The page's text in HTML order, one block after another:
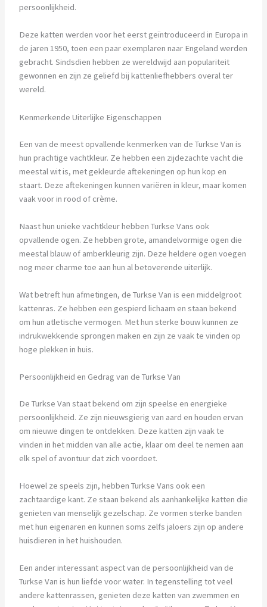
persoonlijkheid.
Deze katten werden voor het eerst geïntroduceerd in Europa in
de jaren 1950, toen een paar exemplaren naar Engeland werden
gebracht. Sindsdien hebben ze wereldwijd aan populariteit
gewonnen en zijn ze geliefd bij kattenliefhebbers overal ter
wereld.
Kenmerkende Uiterlijke Eigenschappen
Een van de meest opvallende kenmerken van de Turkse Van is
hun prachtige vachtkleur. Ze hebben een zijdezachte vacht die
meestal wit is, met gekleurde aftekeningen op hun kop en
staart. Deze aftekeningen kunnen variëren in kleur, maar komen
vaak voor in rood of crème.
Naast hun unieke vachtkleur hebben Turkse Vans ook
opvallende ogen. Ze hebben grote, amandelvormige ogen die
meestal blauw of amberkleurig zijn. Deze heldere ogen voegen
nog meer charme toe aan hun al betoverende uiterlijk.
Wat betreft hun afmetingen, de Turkse Van is een middelgroot
kattenras. Ze hebben een gespierd lichaam en staan bekend
om hun atletische vermogen. Met hun sterke bouw kunnen ze
indrukwekkende sprongen maken en zijn ze vaak te vinden op
hoge plekken in huis.
Persoonlijkheid en Gedrag van de Turkse Van
De Turkse Van staat bekend om zijn speelse en energieke
persoonlijkheid. Ze zijn nieuwsgierig van aard en houden ervan
om nieuwe dingen te ontdekken. Deze katten zijn vaak te
vinden in het midden van alle actie, klaar om deel te nemen aan
elk spel of avontuur dat zich voordoet.
Hoewel ze speels zijn, hebben Turkse Vans ook een
zachtaardige kant. Ze staan bekend als aanhankelijke katten die
genieten van menselijk gezelschap. Ze vormen sterke banden
met hun eigenaren en kunnen soms zelfs jaloers zijn op andere
huisdieren in het huishouden.
Een ander interessant aspect van de persoonlijkheid van de
Turkse Van is hun liefde voor water. In tegenstelling tot veel
andere kattenrassen, genieten deze katten van zwemmen en